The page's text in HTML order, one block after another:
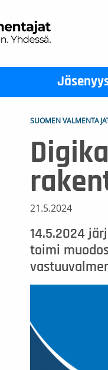
SUOMEN
21.5.2024
14.5.2024
toimi